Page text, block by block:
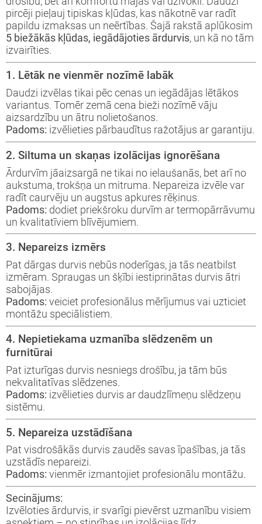
pircēji pieļauj tipiskas kļūdas, kas nākotnē var radīt
papildu izmaksas un neērtības. Šajā rakstā aplūkosim
5 biežākās kļūdas, iegādājoties ārdurvis, un kā no tām
izvairīties.
1. Lētāk ne vienmēr nozīmē labāk
Daudzi izvēlas tikai pēc cenas un iegādājas lētākos
variantus. Tomēr zemā cena bieži nozīmē vāju
aizsardzību un ātru nolietošanos.
Padoms: izvēlieties pārbaudītus ražotājus ar garantiju.
2. Siltuma un skaņas izolācijas ignorēšana
Ārdurvīm jāaizsargā ne tikai no ielaušanās, bet arī no
aukstuma, trokšņa un mitruma. Nepareiza izvēle var
radīt caurvēju un augstus apkures rēķinus.
Padoms: dodiet priekšroku durvīm ar termopārrāvumu
un kvalitatīviem blīvējumiem.
3. Nepareizs izmērs
Pat dārgas durvis nebūs noderīgas, ja tās neatbilst
izmēram. Spraugas un šķībi iestiprinātas durvis ātri
sabojājas.
Padoms: veiciet profesionālus mērījumus vai uzticiet
montāžu speciālistiem.
4. Nepietiekama uzmanība slēdzenēm un
furnitūrai
Pat izturīgas durvis nesniegs drošību, ja tām būs
nekvalitatīvas slēdzenes.
Padoms: izvēlieties durvis ar daudzlīmeņu slēdzeņu
sistēmu.
5. Nepareiza uzstādīšana
Pat visdrošākās durvis zaudēs savas īpašības, ja tās
uzstādīs nepareizi.
Padoms: vienmēr izmantojiet profesionālu montāžu.
Secinājums:
Izvēloties ārdurvis, ir svarīgi pievērst uzmanību visiem
Interesē
durvis
durvis
dzīvoklim
Nosūtīt!
Aizvērt!